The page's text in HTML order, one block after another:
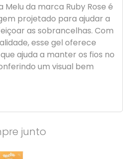
da marca Ruby Rose é
projetado para ajudar a
as sobrancelhas. Com
esse gel oferece
ajuda a manter os fios no
um visual bem
junto